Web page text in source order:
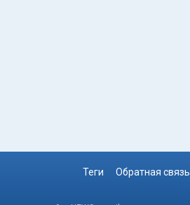
Теги Обратная связь